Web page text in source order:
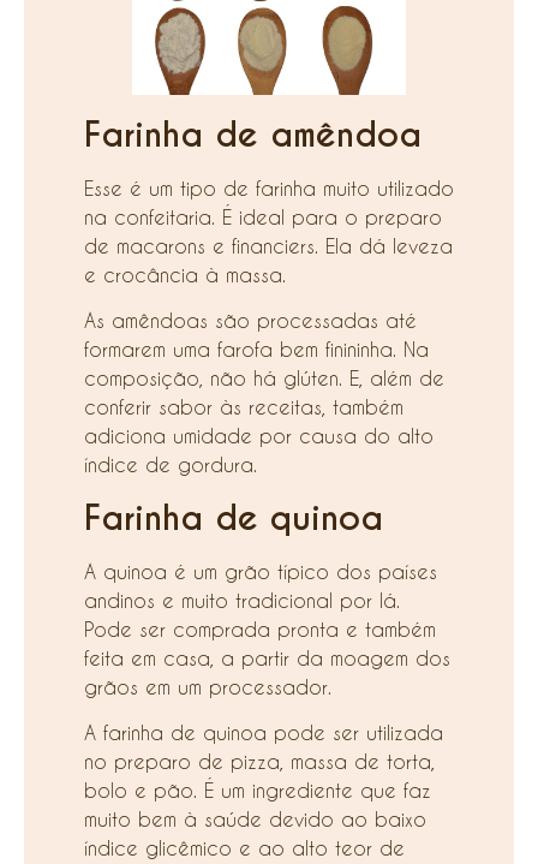
Farinha de amêndoa
Esse é um tipo de farinha muito utilizado
na confeitaria. É ideal para o preparo
de macarons e financiers. Ela dá leveza
e crocância à massa.
As amêndoas são processadas até
formarem uma farofa bem finininha. Na
composição, não há glúten. E, além de
conferir sabor às receitas, também
adiciona umidade por causa do alto
índice de gordura.
Farinha de quinoa
A quinoa é um grão típico dos países
andinos e muito tradicional por lá.
Pode ser comprada pronta e também
feita em casa, a partir da moagem dos
grãos em um processador.
A farinha de quinoa pode ser utilizada
no preparo de pizza, massa de torta,
bolo e pão. É um ingrediente que faz
muito bem à saúde devido ao baixo
índice glicêmico e ao alto teor de